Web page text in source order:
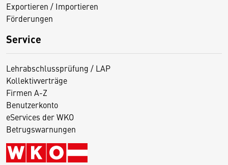
Exportieren / Importieren
Förderungen
Service
Lehrabschlussprüfung / LAP
Kollektivverträge
Firmen A-Z
Benutzerkonto
eServices der WKO
Betrugswarnungen